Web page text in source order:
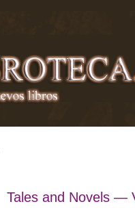
Tales and Novels —